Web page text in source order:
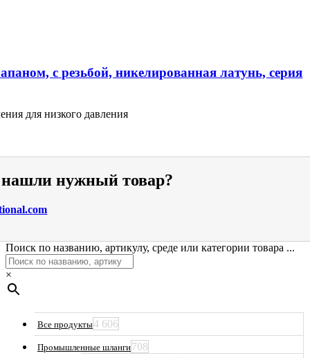
с резьбой, никелированная латунь, серия
для низкого давления
нужный товар?
Поиск по названию, артикулу, среде или категории товара ...
×
Все продукты4 606
Промышленные шланги708